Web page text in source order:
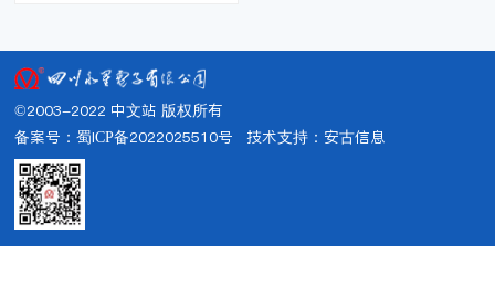
©2003-2022 中文站 版权所有
备案号：蜀ICP备2022025510号 技术支持： 安古信息